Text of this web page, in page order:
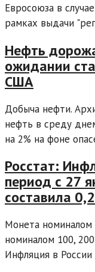
Евросоюза в
рамках выдачи
Нефть
ожидании
США
Добыча нефти.
нефть в среду
на 2% на фоне
Росстат:
период с 27
составила
Монета
номиналом 100,
Инфляция в России